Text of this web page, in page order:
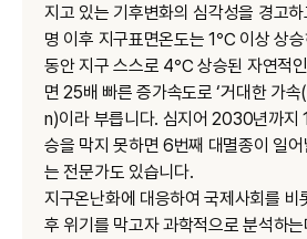
지고 있는 기후변화의 심각성을 경고
명 이후 지구표면온도는 1℃ 이상 상승
동안 지구 스스로 4℃ 상승된 자연적
면 25배 빠른 증가속도로 ‘거대한 가
n)이라 부릅니다. 심지어 2030년까
승을 막지 못하면 6번째 대멸종이 일
는 전문가도 있습니다.
지구온난화에 대응하여 국제사회를 비
후 위기를 막고자 과학적으로 분석하